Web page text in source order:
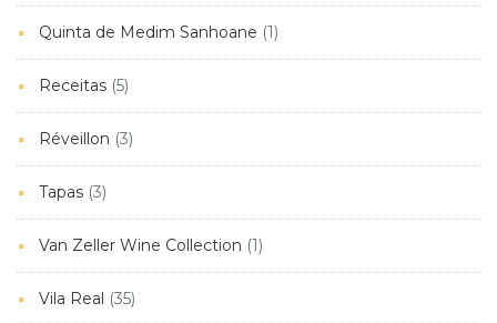
Quinta de Medim Sanhoane (1)
Receitas (5)
Réveillon (3)
Tapas (3)
Van Zeller Wine Collection (1)
Vila Real (35)